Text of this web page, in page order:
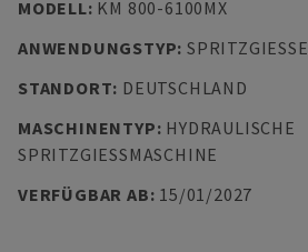
MODELL: KM 800-6100MX
ANWENDUNGSTYP: SPRITZGIESSEN
STANDORT: DEUTSCHLAND
MASCHINENTYP: HYDRAULISCHE
SPRITZGIESSMASCHINE
VERFÜGBAR AB: 15/01/2027